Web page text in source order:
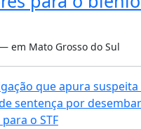
em Mato Grosso do Sul